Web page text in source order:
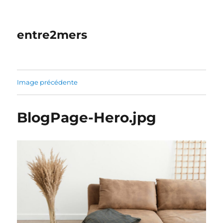
entre2mers
Image précédente
BlogPage-Hero.jpg